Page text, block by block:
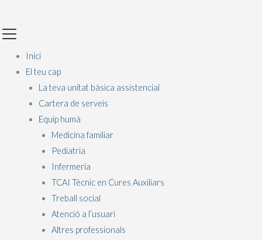
contingut
Inici
El teu cap
La teva unitat bàsica assistencial
Cartera de serveis
Equip humà
Medicina familiar
Pediatria
Infermeria
TCAI Tècnic en Cures Auxiliars
Treball social
Atenció a l’usuari
Altres professionals